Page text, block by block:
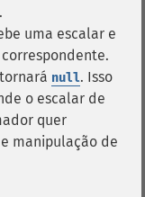
uma escalar e
null. Isso
o escalar de
quer
manipulação de